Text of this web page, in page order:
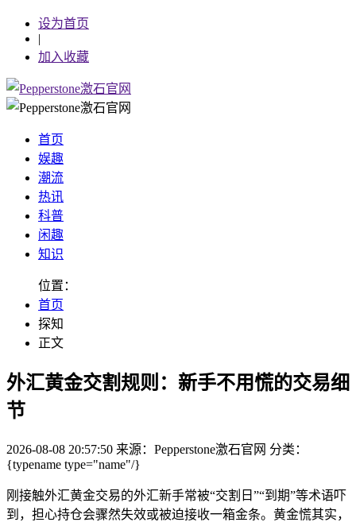
设为首页
|
加入收藏
首页
娱趣
潮流
热讯
科普
闲趣
知识
位置：
首页
探知
正文
外汇黄金交割规则：新手不用慌的交易细
节
2026-08-08 20:57:50 来源：Pepperstone激石官网 分类：
{typename type="name"/}
刚接触外汇黄金交易的外汇新手常被“交割日”“到期”等术语吓
到，担心持仓会骤然失效或被迫接收一箱金条。黄金慌其实，